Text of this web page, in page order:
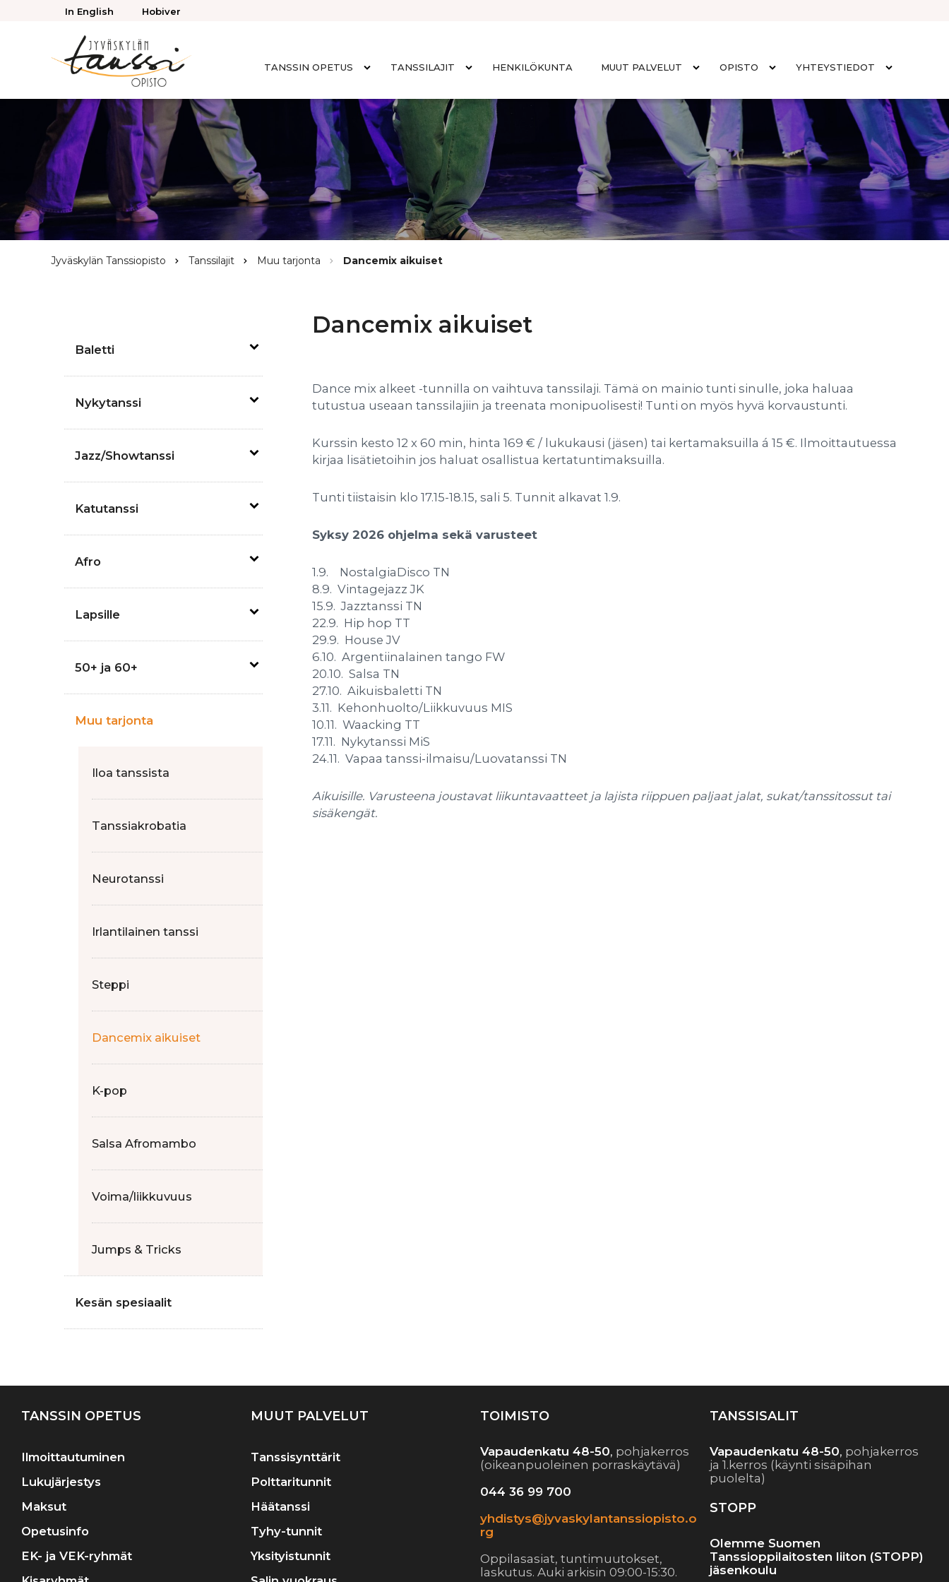
In English Hobiver
Jyväskylän
TANSSIN OPETUS TANSSILAJIT HENKILÖKUNTA MUUT PALVELUT OPISTO YHTEYSTIEDOT
Browse:
Jyväskylän Tanssiopisto Tanssilajit Muu tarjonta Dancemix aikuiset
Baletti
Nykytanssi
Jazz/Showtanssi
Katutanssi
Afro
Lapsille
50+ ja 60+
Muu tarjonta
Iloa tanssista
Tanssiakrobatia
Neurotanssi
Irlantilainen tanssi
Steppi
Dancemix aikuiset
K-pop
Salsa Afromambo
Voima/liikkuvuus
Jumps & Tricks
Kesän spesiaalit
Dancemix aikuiset
Dance mix alkeet -tunnilla on vaihtuva tanssilaji. Tämä on mainio tunti sinulle, joka haluaa
tutustua useaan tanssilajiin ja treenata monipuolisesti! Tunti on myös hyvä korvaustunti.
Kurssin kesto 12 x 60 min, hinta 169 € / lukukausi (jäsen) tai kertamaksuilla á 15 €. Ilmoittautuessa
kirjaa lisätietoihin jos haluat osallistua kertatuntimaksuilla.
Tunti tiistaisin klo 17.15-18.15, sali 5. Tunnit alkavat 1.9.
Syksy 2026 ohjelma sekä varusteet
1.9. NostalgiaDisco TN
8.9. Vintagejazz JK
15.9. Jazztanssi TN
22.9. Hip hop TT
29.9. House JV
6.10. Argentiinalainen tango FW
20.10. Salsa TN
27.10. Aikuisbaletti TN
3.11. Kehonhuolto/Liikkuvuus MIS
10.11. Waacking TT
17.11. Nykytanssi MiS
24.11. Vapaa tanssi-ilmaisu/Luovatanssi TN
Aikuisille. Varusteena joustavat liikuntavaatteet ja lajista riippuen paljaat jalat, sukat/tanssitossut tai
sisäkengät.
TANSSIN OPETUS
Ilmoittautuminen
Lukujärjestys
Maksut
Opetusinfo
EK- ja VEK-ryhmät
MUUT PALVELUT
Tanssisynttärit
Polttaritunnit
Häätanssi
Tyhy-tunnit
Yksityistunnit
TOIMISTO
Vapaudenkatu 48-50, pohjakerros
(oikeanpuoleinen porraskäytävä)
044 36 99 700
yhdistys@jyvaskylantanssiopisto.o
rg
Oppilasasiat, tuntimuutokset,
laskutus. Auki arkisin 09:00-15:30.
TANSSISALIT
Vapaudenkatu 48-50, pohjakerros
ja 1.kerros (käynti sisäpihan
puolelta)
STOPP
Olemme Suomen
Tanssioppilaitosten liiton (STOPP)
jäsenkoulu